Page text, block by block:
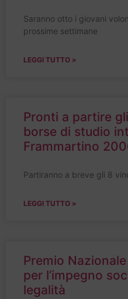
Saranno otto i giovani
prossime settimane
LEGGI TUTTO »
Pronti a partire
borse di studio
Frammartino
Partiranno a breve gli 8
LEGGI TUTTO »
Premio
per l’impegno
legalità